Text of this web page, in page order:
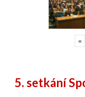
«
5. setkání